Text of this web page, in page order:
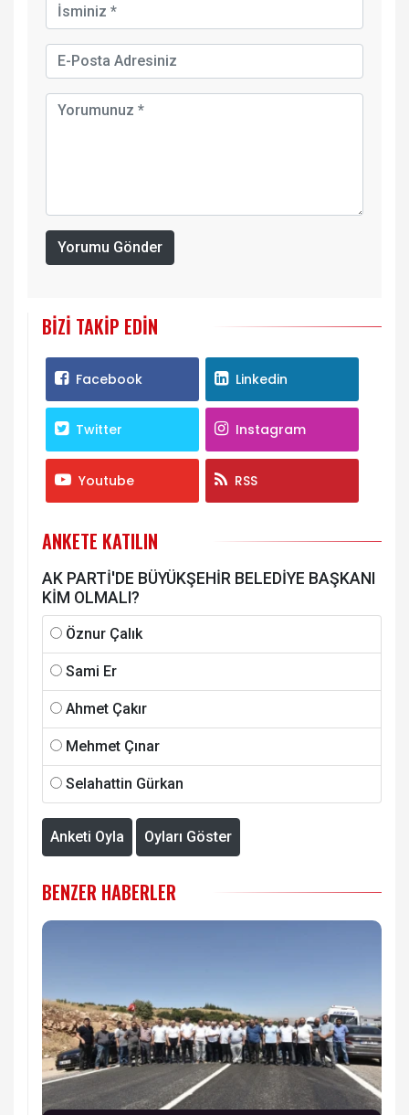
Yorumu Gönder
BIZI TAKIP EDIN
Facebook Linkedin
Twitter Instagram
Youtube RSS
ANKETE KATILIN
AK PARTİ'DE BÜYÜKŞEHİR BELEDİYE BAŞKANI
KİM OLMALI?
Öznur Çalık
Sami Er
Ahmet Çakır
Mehmet Çınar
Selahattin Gürkan
Anketi Oyla Oyları Göster
BENZER HABERLER